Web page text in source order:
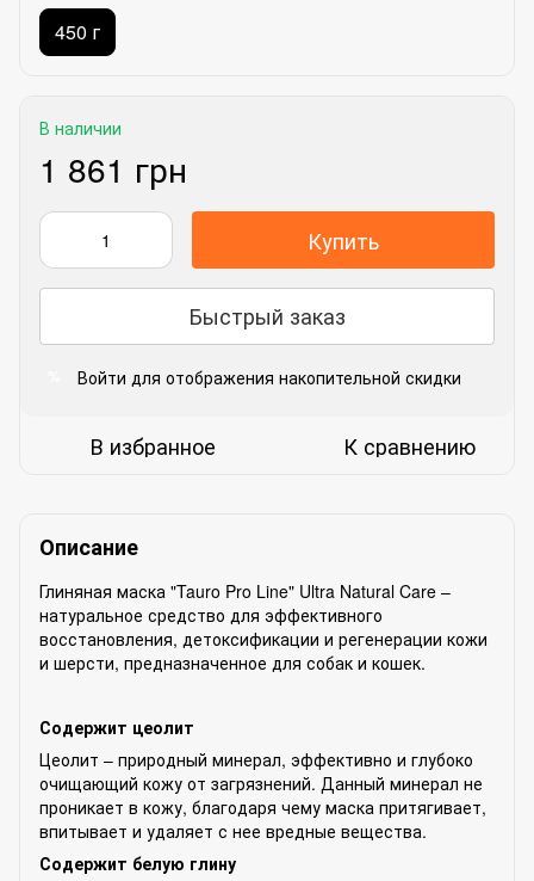
450 г
В наличии
1 861 грн
Купить
Быстрый заказ
Войти для отображения накопительной скидки
В избранное К сравнению
Описание
Глиняная маска "Tauro Pro Line" Ultra Natural Care –
натуральное средство для эффективного
восстановления, детоксификации и регенерации кожи
и шерсти, предназначенное для собак и кошек.
Содержит цеолит
Цеолит – природный минерал, эффективно и глубоко
очищающий кожу от загрязнений. Данный минерал не
проникает в кожу, благодаря чему маска притягивает,
впитывает и удаляет с нее вредные вещества.
Содержит белую глину